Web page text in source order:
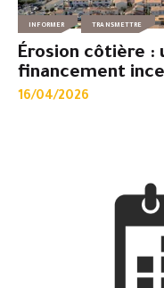
INFORMER TRANSMETTRE
Érosion côtière :
financement
16/04/2026